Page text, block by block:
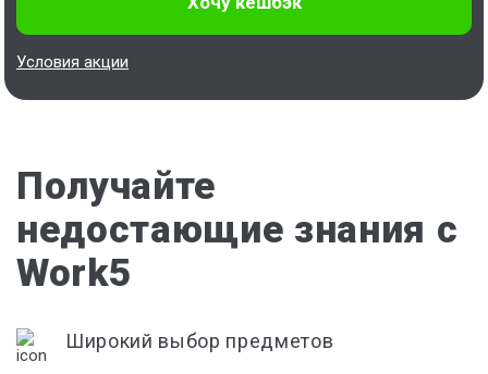
Условия акции
Получайте
недостающие знания с
Work5
Широкий выбор предметов